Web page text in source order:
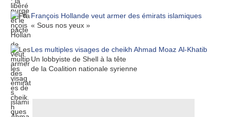
François Hollande veut armer des émirats islamiques
« Sous nos yeux »
Les multiples visages de cheikh Ahmad Moaz Al-Khatib
Un lobbyiste de Shell à la tête
de la Coalition nationale syrienne